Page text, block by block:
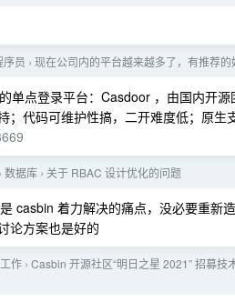
序员 › 现在公司内的平台越来越多了，有推荐的
单点登录平台：Casdoor ，由国内开
；代码可维护性搞，二开难度低；原生
› 数据库 › 关于 RBAC 设计优化的问题
casbin 着力解决的痛点，没必要重新
论方案也是好的
作 › Casbin 开源社区“明日之星 2021” 招募技